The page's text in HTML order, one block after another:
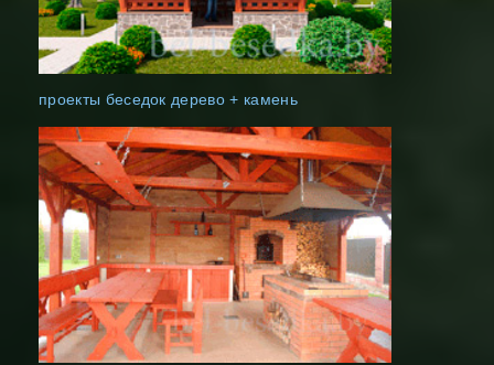
проекты беседок дерево + камень